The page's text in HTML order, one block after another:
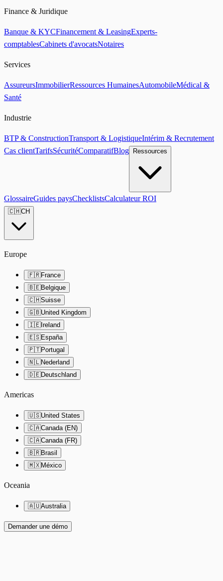
Finance & Juridique
Banque & KYCFinancement & LeasingExperts-
comptablesCabinets d'avocatsNotaires
Services
AssureursImmobilierRessources HumainesAutomobileMédical &
Santé
Industrie
BTP & ConstructionTransport & LogistiqueIntérim & Recrutement
Cas clientTarifsSécuritéComparatifBlog Ressources
GlossaireGuides paysChecklistsCalculateur ROI
🇨🇭CH
Europe
🇫🇷France
🇧🇪Belgique
🇨🇭Suisse
🇬🇧United Kingdom
🇮🇪Ireland
🇪🇸España
🇵🇹Portugal
🇳🇱Nederland
🇩🇪Deutschland
Americas
🇺🇸United States
🇨🇦Canada (EN)
🇨🇦Canada (FR)
🇧🇷Brasil
🇲🇽México
Oceania
🇦🇺Australia
Demander une démo